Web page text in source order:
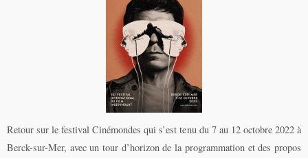
Retour sur le festival Cinémondes qui s’est tenu du 7 au 12 octobre 2022 à
Berck-sur-Mer, avec un tour d’horizon de la programmation et des propos